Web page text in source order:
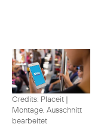
Credits: Placeit |
Montage, Ausschnitt
bearbeitet